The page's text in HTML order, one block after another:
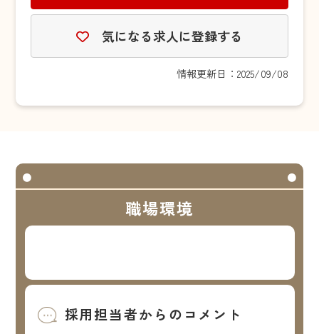
気になる求人に登録する
情報更新日：2025/09/08
職場環境
採用担当者からのコメント